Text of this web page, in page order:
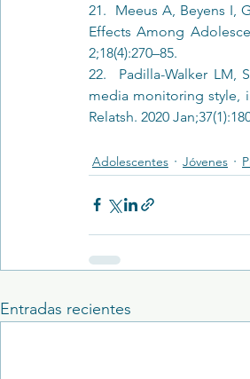
21.  Meeus A, Beyens I,
Effects Among
2;18(4):270–85.
22.  Padilla-Walker LM,
media monitoring style,
Relatsh. 2020
Adolescentes Jóvenes
Entradas recientes